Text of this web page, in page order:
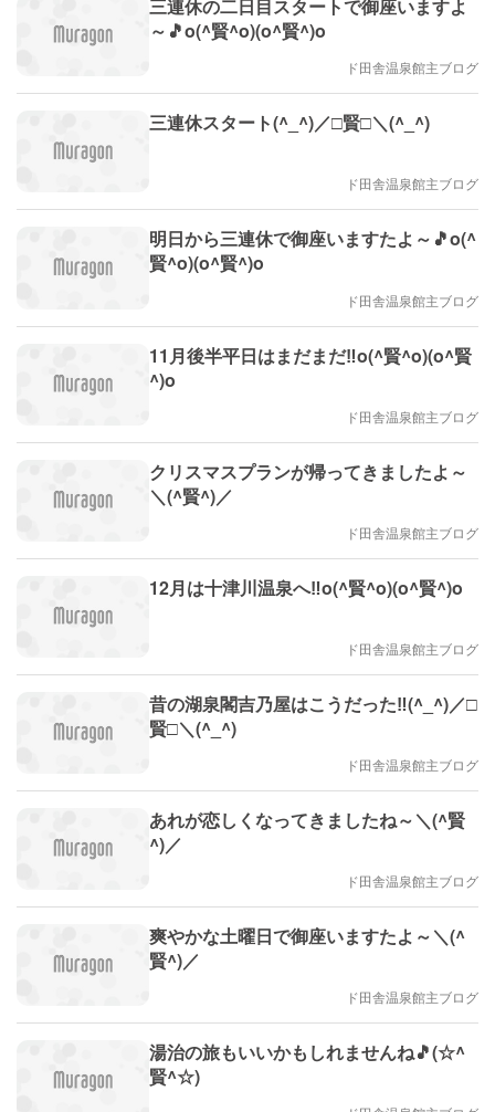
三連休の二日目スタートで御座いますよ
～🎵o(^賢^o)(o^賢^)o
ド田舎温泉館主ブログ
三連休スタート(^_^)／□賢□＼(^_^)
ド田舎温泉館主ブログ
明日から三連休で御座いますたよ～🎵o(^
賢^o)(o^賢^)o
ド田舎温泉館主ブログ
11月後半平日はまだまだ‼️o(^賢^o)(o^賢
^)o
ド田舎温泉館主ブログ
クリスマスプランが帰ってきましたよ～
＼(^賢^)／
ド田舎温泉館主ブログ
12月は十津川温泉へ‼️o(^賢^o)(o^賢^)o
ド田舎温泉館主ブログ
昔の湖泉閣吉乃屋はこうだった‼(^_^)／□
賢□＼(^_^)
ド田舎温泉館主ブログ
あれが恋しくなってきましたね～＼(^賢
^)／
ド田舎温泉館主ブログ
爽やかな土曜日で御座いますたよ～＼(^
賢^)／
ド田舎温泉館主ブログ
湯治の旅もいいかもしれませんね🎵(☆^
賢^☆)